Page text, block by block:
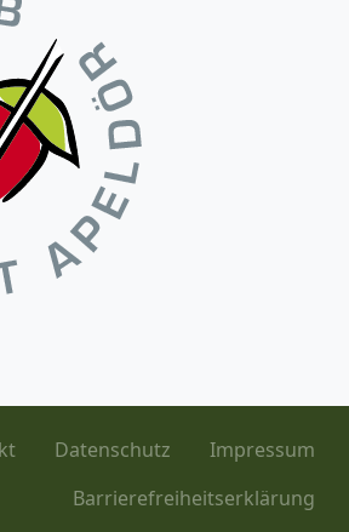
Datenschutz
Impressum
Barrierefreiheitserklärung